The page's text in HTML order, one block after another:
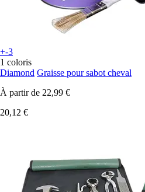
+-3
1 coloris
Diamond Graisse pour sabot cheval
À partir de 22,99 €
20,12 €